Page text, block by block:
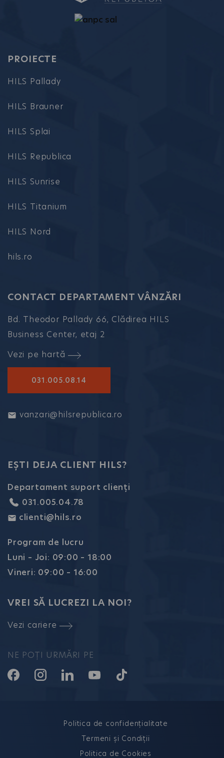
PROIECTE
HILS Pallady
HILS Brauner
HILS Splai
HILS Republica
HILS Sunrise
HILS Titanium
HILS Nord
hils.ro
CONTACT DEPARTAMENT VÂNZĂRI
Bd. Theodor Pallady 66, Clădirea HILS
Business Center, etaj 2
Vezi pe hartă
031.005.08.14
vanzari@hilsrepublica.ro
EȘTI DEJA CLIENT HILS?
Departament suport clienți
031.005.04.78
clienti@hils.ro
Program de lucru
Luni – Joi: 09:00 – 18:00
Vineri: 09:00 – 16:00
VREI SĂ LUCREZI LA NOI?
Vezi cariere
NE POȚI URMĂRI PE
Politica de confidențialitate
Termeni și Condiții
Politica de Cookies